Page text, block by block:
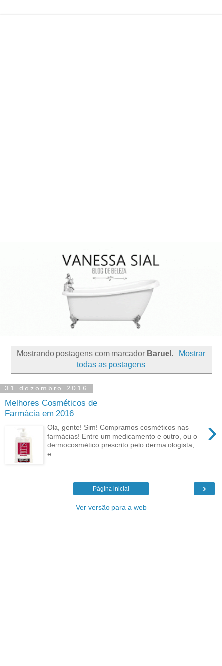
Mostrando postagens com marcador Baruel .
Mostrar
todas as postagens
31 dezembro 2016
Melhores Cosméticos de
Farmácia em 2016
›
Olá, gente! Sim! Compramos cosméticos nas
farmácias! Entre um medicamento e outro, ou o
dermocosmético prescrito pelo dermatologista,
e...
›
Página inicial
Ver versão para a web